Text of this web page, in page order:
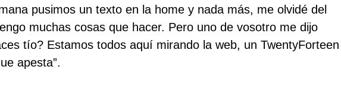
pusimos un texto en la home y nada más, me olvidé del
muchas cosas que hacer. Pero uno de vosotro me dijo
tío? Estamos todos aquí mirando la web, un TwentyForteen
apesta”.